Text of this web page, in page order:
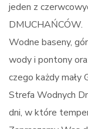
jeden z
DMUCHAŃCÓW.
Wodne baseny,
wody i pontony
czego każdy mały
Strefa Wodnych
dni, w które